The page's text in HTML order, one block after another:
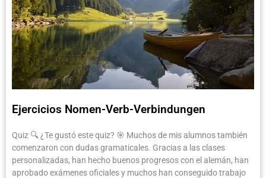
Ejercicios Nomen-Verb-Verbindungen
Quiz 🔍 ¿Te gustó este quiz? 🎯 Muchos de mis alumnos también
comenzaron con dudas gramaticales. Gracias a las clases
personalizadas, han hecho buenos progresos con el alemán, han
aprobado exámenes oficiales y muchos han conseguido trabajo